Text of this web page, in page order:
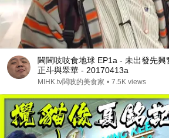
閪閪吱吱食地球 EP1a - 未出發先
正斗與翠華 - 20170413a
MIHK.tv閪吱的美食家 • 7.5K views